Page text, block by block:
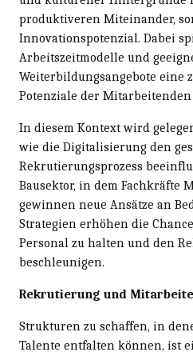
produktiveren Miteinander,
Innovationspotenzial. Dabei
Arbeitszeitmodelle und
Weiterbildungsangebote eine
Potenziale der
In diesem Kontext wird
wie die Digitalisierung den
Rekrutierungsprozess
Bausektor, in dem Fachkräfte
gewinnen neue Ansätze an
Strategien erhöhen die
Personal zu halten und den
beschleunigen.
Rekrutierung und
Strukturen zu schaffen, in
Talente entfalten können, ist